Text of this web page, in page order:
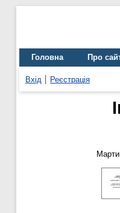
Головна Про
Вхід Реєстрація